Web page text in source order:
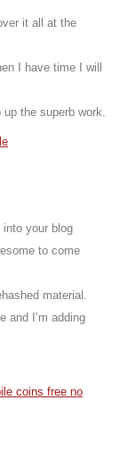
it all at the
I have time I will
the superb work.
your blog
to come
material.
and I’m adding
coins free no